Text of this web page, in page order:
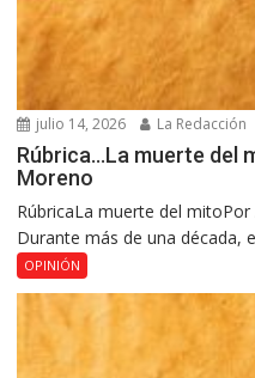
julio 14, 2026 La Redacción
Rúbrica…La muerte del
Moreno
RúbricaLa muerte del
Durante más de una década,
OPINIÓN